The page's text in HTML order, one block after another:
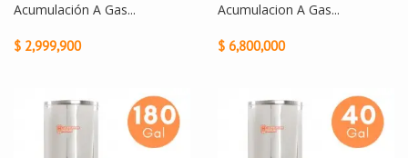
Acumulación A Gas...
$ 2,999,900
Acumulacion A Gas...
$ 6,800,000